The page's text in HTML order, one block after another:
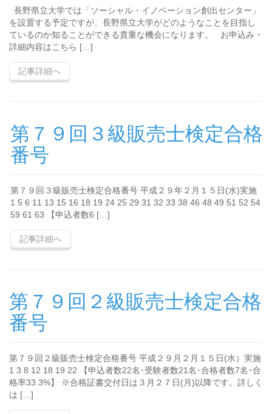
長野県立大学では「ソーシャル・イノベーション創出センター」
を設置する予定ですが、長野県立大学がどのようなことを目指し
ているのか知ることができる貴重な機会になります。 お申込み・
詳細内容はこちら […]
記事詳細へ
第７９回３級販売士検定合格
番号
第７９回３級販売士検定合格番号 平成２９年２月１５日(水)実施
1 5 6 11 13 15 16 18 19 24 25 29 31 32 33 38 46 48 49 51 52 54
59 61 63 【申込者数6 […]
記事詳細へ
第７９回２級販売士検定合格
番号
第７９回２級販売士検定合格番号 平成２９月２月１５日(水）実施
1 3 8 12 18 19 22 【申込者数22名･受験者数21名･合格者数7名･合
格率33.3%】 ※合格証書交付日は３月２７日(月)以降です。詳しく
は […]